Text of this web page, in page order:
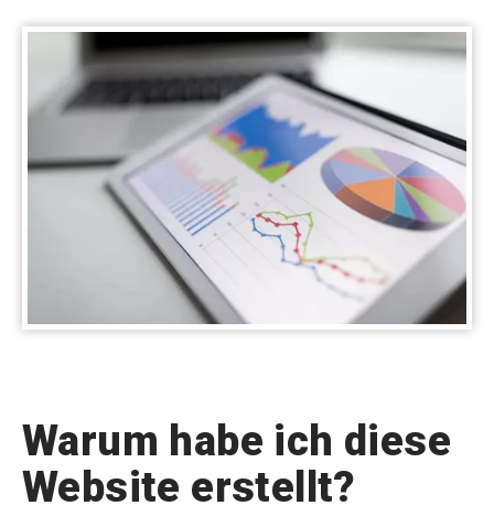
Warum habe ich diese
Website erstellt?